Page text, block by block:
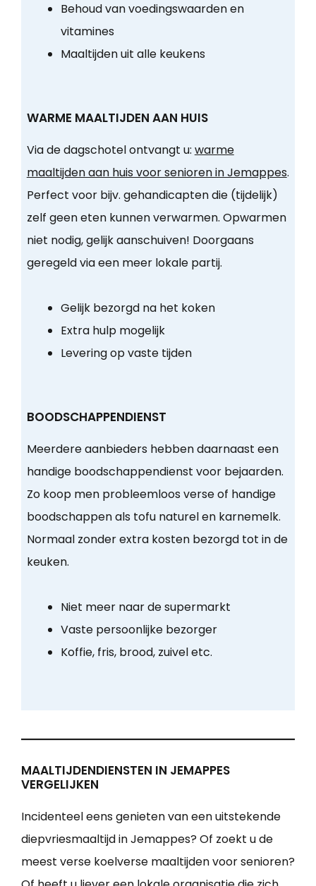
Behoud van voedingswaarden en
vitamines
Maaltijden uit alle keukens
WARME MAALTIJDEN AAN HUIS
Via de dagschotel ontvangt u: warme
maaltijden aan huis voor senioren in Jemappes.
Perfect voor bijv. gehandicapten die (tijdelijk)
zelf geen eten kunnen verwarmen. Opwarmen
niet nodig, gelijk aanschuiven! Doorgaans
geregeld via een meer lokale partij.
Gelijk bezorgd na het koken
Extra hulp mogelijk
Levering op vaste tijden
BOODSCHAPPENDIENST
Meerdere aanbieders hebben daarnaast een
handige boodschappendienst voor bejaarden.
Zo koop men probleemloos verse of handige
boodschappen als tofu naturel en karnemelk.
Normaal zonder extra kosten bezorgd tot in de
keuken.
Niet meer naar de supermarkt
Vaste persoonlijke bezorger
Koffie, fris, brood, zuivel etc.
MAALTIJDENDIENSTEN IN JEMAPPES
VERGELIJKEN
Incidenteel eens genieten van een uitstekende
diepvriesmaaltijd in Jemappes? Of zoekt u de
meest verse koelverse maaltijden voor senioren?